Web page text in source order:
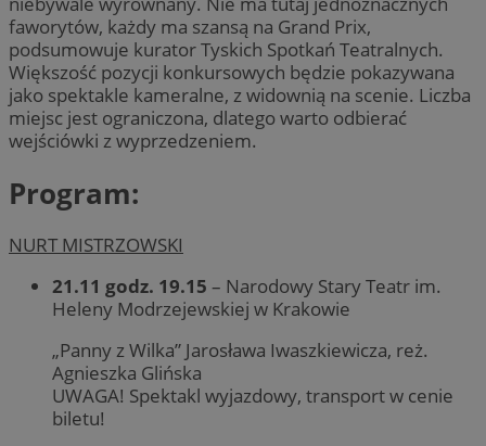
faworytów, każdy ma szansą na Grand Prix,
podsumowuje kurator Tyskich Spotkań Teatralnych.
Większość pozycji konkursowych będzie pokazywana
jako spektakle kameralne, z widownią na scenie. Liczba
miejsc jest ograniczona, dlatego warto odbierać
wejściówki z wyprzedzeniem.
Program:
NURT MISTRZOWSKI
21.11 godz. 19.15 – Narodowy Stary Teatr im.
Heleny Modrzejewskiej w Krakowie
„Panny z Wilka” Jarosława Iwaszkiewicza, reż.
Agnieszka Glińska
UWAGA! Spektakl wyjazdowy, transport w cenie
biletu!